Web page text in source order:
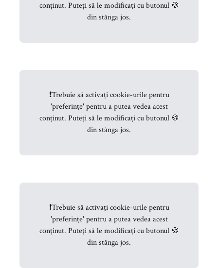
conținut. Puteți să le modificați cu butonul 🍪
din stânga jos.
❗Trebuie să activați cookie-urile pentru
'preferințe' pentru a putea vedea acest
conținut. Puteți să le modificați cu butonul 🍪
din stânga jos.
❗Trebuie să activați cookie-urile pentru
'preferințe' pentru a putea vedea acest
conținut. Puteți să le modificați cu butonul 🍪
din stânga jos.